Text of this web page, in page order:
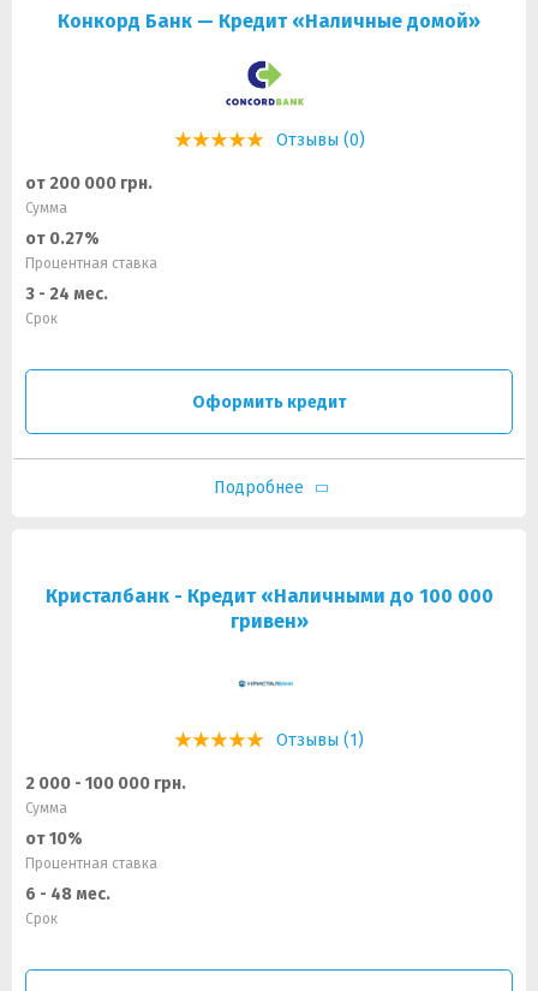
Конкорд Банк — Кредит «Наличные домой»
Отзывы (0)
от 200 000 грн.
Сумма
от 0.27%
Процентная ставка
3 - 24 мес.
Срок
Оформить кредит
Подробнее
Кристалбанк - Кредит «Наличными до 100 000
гривен»
Отзывы (1)
2 000 - 100 000 грн.
Сумма
от 10%
Процентная ставка
6 - 48 мес.
Срок